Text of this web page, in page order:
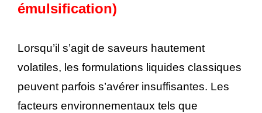
émulsification)
Lorsqu’il s’agit de saveurs hautement
volatiles, les formulations liquides classiques
peuvent parfois s’avérer insuffisantes. Les
facteurs environnementaux tels que